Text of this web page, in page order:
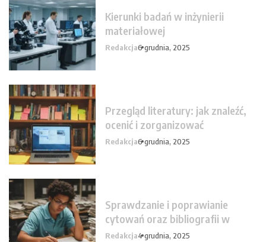
Kierunki badań w inżynierii
materiałowej
Redakcja6 grudnia, 2025
Przegląd literatury: jak znaleźć,
ocenić i zorganizować
Redakcja6 grudnia, 2025
Sprawdzanie i poprawianie
cytowań oraz bibliografii w
Redakcja4 grudnia, 2025